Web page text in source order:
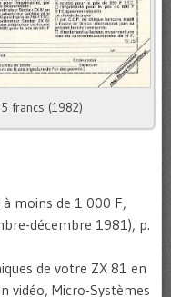
francs (1982)
moins de 1 000 F,
décembre 1981), p.
de votre ZX 81 en
vidéo, Micro-Systèmes